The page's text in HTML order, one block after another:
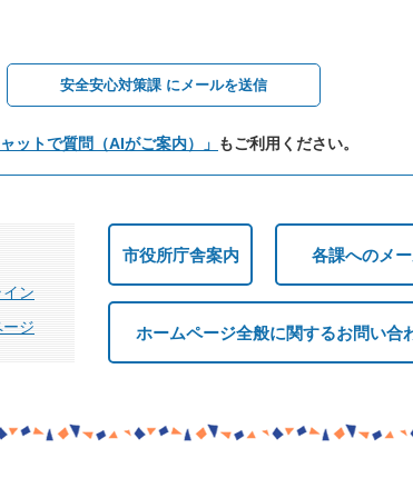
安全安心対策課 にメールを送信
ャットで質問（AIがご案内）」 もご利用ください。
ン
ジ
市役所庁舎案内 各課へのメ
ホームページ全般に関するお問い合